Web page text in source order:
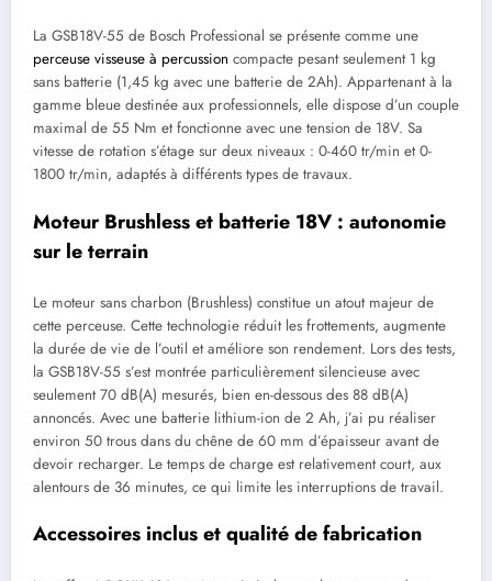
La GSB18V-55 de Bosch Professional se présente comme une
perceuse visseuse à percussion compacte pesant seulement 1 kg
sans batterie (1,45 kg avec une batterie de 2Ah). Appartenant à la
gamme bleue destinée aux professionnels, elle dispose d’un couple
maximal de 55 Nm et fonctionne avec une tension de 18V. Sa
vitesse de rotation s’étage sur deux niveaux : 0-460 tr/min et 0-
1800 tr/min, adaptés à différents types de travaux.
Moteur Brushless et batterie 18V : autonomie
sur le terrain
Le moteur sans charbon (Brushless) constitue un atout majeur de
cette perceuse. Cette technologie réduit les frottements, augmente
la durée de vie de l’outil et améliore son rendement. Lors des tests,
la GSB18V-55 s’est montrée particulièrement silencieuse avec
seulement 70 dB(A) mesurés, bien en-dessous des 88 dB(A)
annoncés. Avec une batterie lithium-ion de 2 Ah, j’ai pu réaliser
environ 50 trous dans du chêne de 60 mm d’épaisseur avant de
devoir recharger. Le temps de charge est relativement court, aux
alentours de 36 minutes, ce qui limite les interruptions de travail.
Accessoires inclus et qualité de fabrication